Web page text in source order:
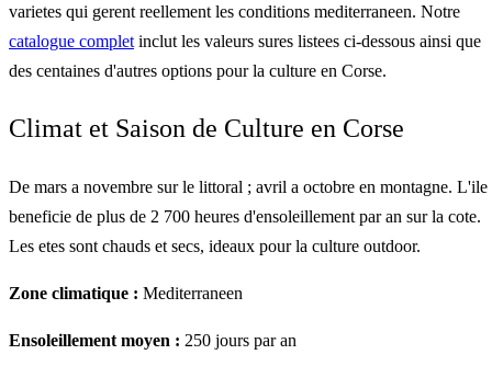
varietes qui gerent reellement les conditions mediterraneen. Notre
catalogue complet inclut les valeurs sures listees ci-dessous ainsi que
des centaines d'autres options pour la culture en Corse.
Climat et Saison de Culture en Corse
De mars a novembre sur le littoral ; avril a octobre en montagne. L'ile
beneficie de plus de 2 700 heures d'ensoleillement par an sur la cote.
Les etes sont chauds et secs, ideaux pour la culture outdoor.
Zone climatique : Mediterraneen
Ensoleillement moyen : 250 jours par an